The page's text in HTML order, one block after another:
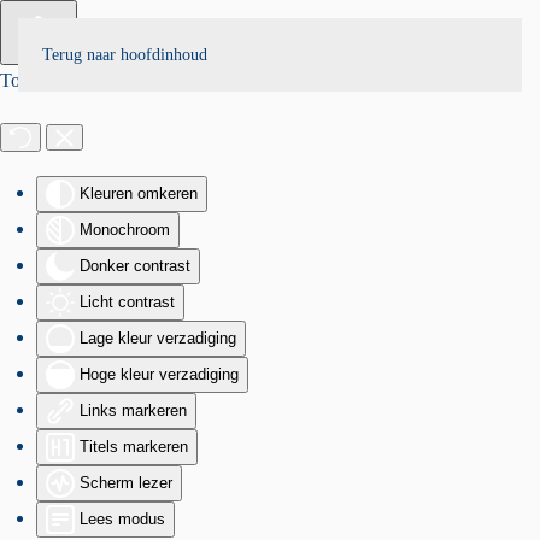
Toegankelijkheid
Kleuren omkeren
Monochroom
Donker contrast
Licht contrast
Lage kleur verzadiging
Hoge kleur verzadiging
Links markeren
Titels markeren
Scherm lezer
Lees modus
Terug naar hoofdinhoud